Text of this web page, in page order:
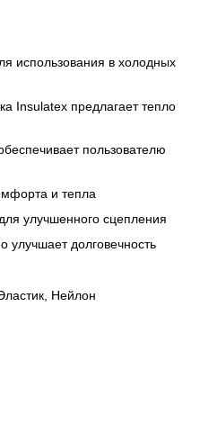
использования в холодных
Insulatex предлагает тепло
пользователю
и тепла
улучшенного сцепления
улучшает долговечность
Нейлон